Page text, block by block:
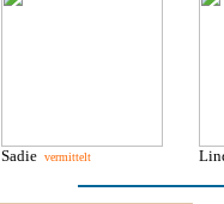
Sadie vermittelt